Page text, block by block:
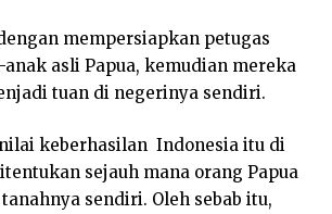
mempersiapkan petugas
asli Papua, kemudian mereka
tuan di negerinya sendiri.
keberhasilan Indonesia itu di
sejauh mana orang Papua
sendiri. Oleh sebab itu,